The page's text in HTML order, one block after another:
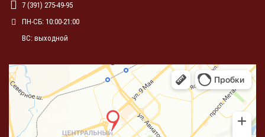
7 (391) 275-49-95
ПН-СБ: 10:00-21:00
ВС: выходной